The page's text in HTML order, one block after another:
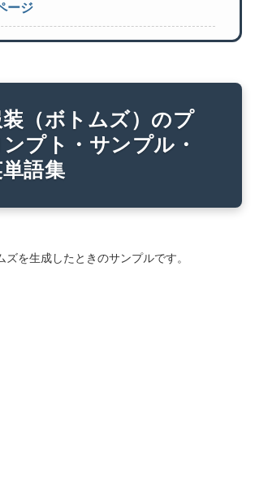
ージ
装（ボトムズ）のプ
ンプト・サンプル・
語集
ズを生成したときのサンプルです。